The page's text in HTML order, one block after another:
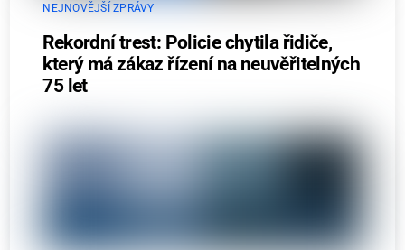
NEJNOVĚJŠÍ ZPRÁVY
Rekordní trest: Policie chytila řidiče,
který má zákaz řízení na neuvěřitelných
75 let